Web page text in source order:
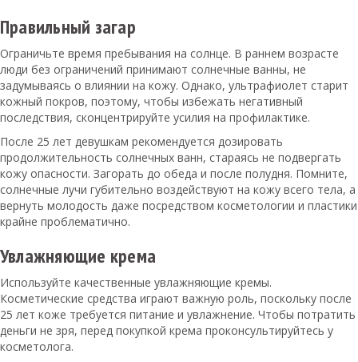
Правильный загар
Ограничьте время пребывания на солнце. В раннем возрасте
люди без ограничений принимают солнечные ванны, не
задумываясь о влиянии на кожу. Однако, ультрафиолет старит
кожный покров, поэтому, чтобы избежать негативный
последствия, сконцентрируйте усилия на профилактике.
После 25 лет девушкам рекомендуется дозировать
продолжительность солнечных ванн, стараясь не подвергать
кожу опасности. Загорать до обеда и после полудня. Помните,
солнечные лучи губительно воздействуют на кожу всего тела, а
вернуть молодость даже посредством косметологии и пластики
крайне проблематично.
Увлажняющие крема
Используйте качественные увлажняющие кремы.
Косметические средства играют важную роль, поскольку после
25 лет коже требуется питание и увлажнение. Чтобы потратить
деньги не зря, перед покупкой крема проконсультируйтесь у
косметолога.